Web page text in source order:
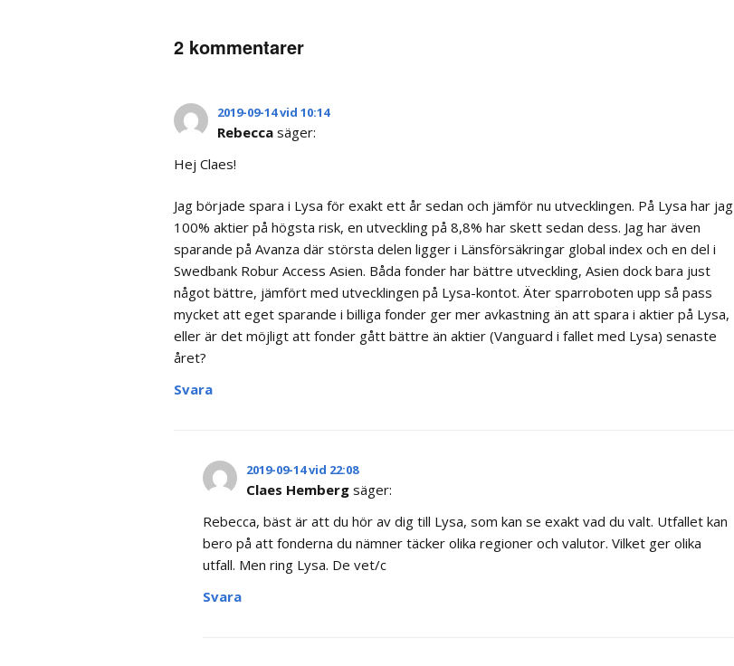
2 kommentarer
2019-09-14 vid 10:14
Rebecca säger:
Hej Claes!
Jag började spara i Lysa för exakt ett år sedan och jämför nu utvecklingen. På Lysa har jag
100% aktier på högsta risk, en utveckling på 8,8% har skett sedan dess. Jag har även
sparande på Avanza där största delen ligger i Länsförsäkringar global index och en del i
Swedbank Robur Access Asien. Båda fonder har bättre utveckling, Asien dock bara just
något bättre, jämfört med utvecklingen på Lysa-kontot. Äter sparroboten upp så pass
mycket att eget sparande i billiga fonder ger mer avkastning än att spara i aktier på Lysa,
eller är det möjligt att fonder gått bättre än aktier (Vanguard i fallet med Lysa) senaste
året?
Svara
2019-09-14 vid 22:08
Claes Hemberg säger:
Rebecca, bäst är att du hör av dig till Lysa, som kan se exakt vad du valt. Utfallet kan
bero på att fonderna du nämner täcker olika regioner och valutor. Vilket ger olika
utfall. Men ring Lysa. De vet/c
Svara